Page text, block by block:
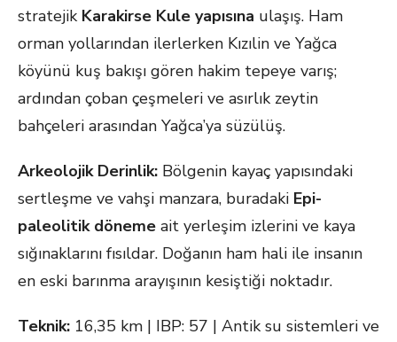
stratejik Karakirse Kule yapısına ulaşış. Ham
orman yollarından ilerlerken Kızılin ve Yağca
köyünü kuş bakışı gören hakim tepeye varış;
ardından çoban çeşmeleri ve asırlık zeytin
bahçeleri arasından Yağca’ya süzülüş.
Arkeolojik Derinlik: Bölgenin kayaç yapısındaki
sertleşme ve vahşi manzara, buradaki Epi-
paleolitik döneme ait yerleşim izlerini ve kaya
sığınaklarını fısıldar. Doğanın ham hali ile insanın
en eski barınma arayışının kesiştiği noktadır.
Teknik: 16,35 km | IBP: 57 | Antik su sistemleri ve